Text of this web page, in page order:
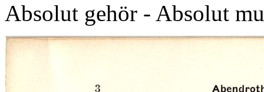
Absolut gehör - Absolut